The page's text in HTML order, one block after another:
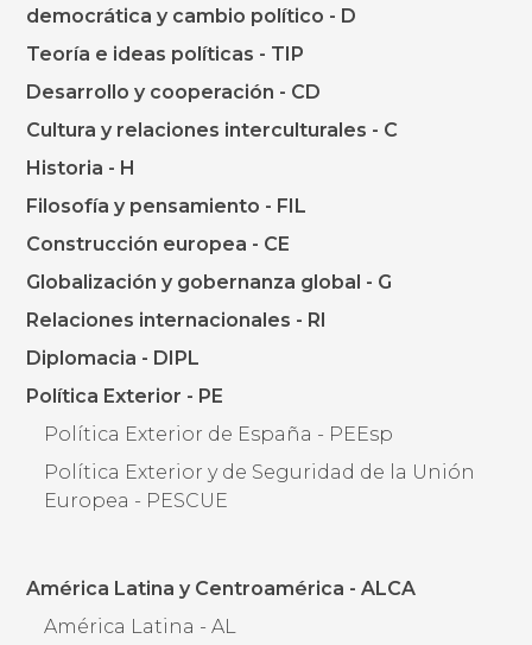
democrática y cambio político - D
Teoría e ideas políticas - TIP
Desarrollo y cooperación - CD
Cultura y relaciones interculturales - C
Historia - H
Filosofía y pensamiento - FIL
Construcción europea - CE
Globalización y gobernanza global - G
Relaciones internacionales - RI
Diplomacia - DIPL
Política Exterior - PE
Política Exterior de España - PEEsp
Política Exterior y de Seguridad de la Unión
Europea - PESCUE
América Latina y Centroamérica - ALCA
América Latina - AL